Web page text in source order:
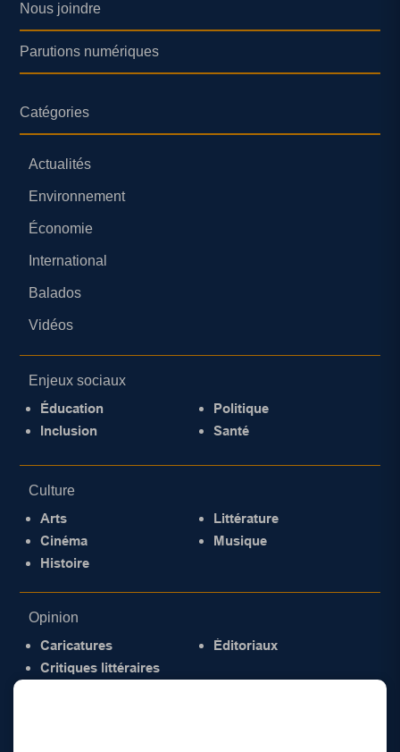
Nous joindre
Parutions numériques
Catégories
Actualités
Environnement
Économie
International
Balados
Vidéos
Enjeux sociaux
Éducation
Inclusion
Politique
Santé
Culture
Arts
Cinéma
Histoire
Littérature
Musique
Opinion
Caricatures
Critiques littéraires
Éditoriaux